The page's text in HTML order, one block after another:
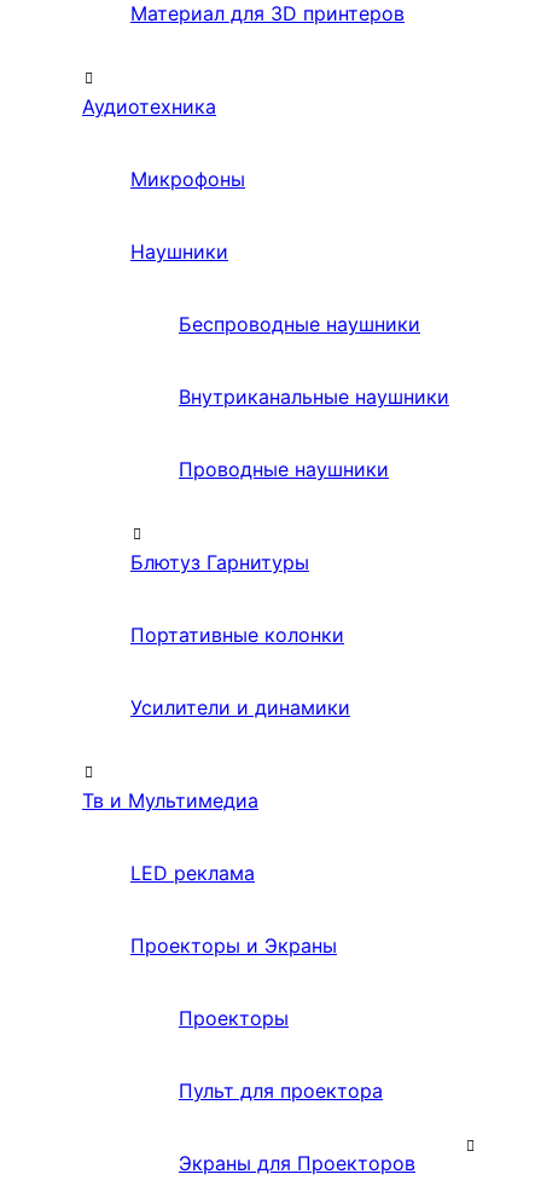
Материал для 3D принтеров
Аудиотехника
Микрофоны
Наушники
Беспроводные наушники
Внутриканальные наушники
Проводные наушники
Блютуз Гарнитуры
Портативные колонки
Усилители и динамики
Тв и Мультимедиа
LED реклама
Проекторы и Экраны
Проекторы
Пульт для проектора
Экраны для Проекторов